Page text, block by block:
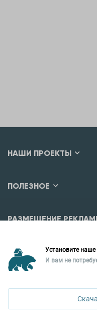
НАШИ ПРОЕКТЫ
ПОЛЕЗНОЕ
РАЗМЕЩЕНИЕ
Уральская палата
ул. Горького, 65, 0
Установите
И вам не